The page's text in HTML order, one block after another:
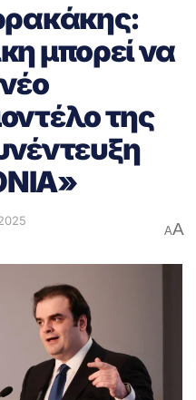
μπορεί να
της
AA